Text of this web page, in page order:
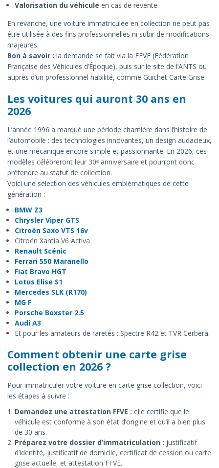
Valorisation du véhicule en cas de revente.
En revanche, une voiture immatriculée en collection ne peut pas
être utilisée à des fins professionnelles ni subir de modifications
majeures.
Bon à savoir : la demande se fait via la FFVE (Fédération
Française des Véhicules d’Époque), puis sur le site de l’ANTS ou
auprès d’un professionnel habilité, comme Guichet Carte Grise.
Les voitures qui auront 30 ans en
2026
L’année 1996 a marqué une période charnière dans l’histoire de
l’automobile : des technologies innovantes, un design audacieux,
et une mécanique encore simple et passionnante. En 2026, ces
modèles célébreront leur 30ᵉ anniversaire et pourront donc
prétendre au statut de collection.
Voici une sélection des véhicules emblématiques de cette
génération :
BMW Z3
Chrysler Viper GTS
Citroën Saxo VTS 16v
Citroën Xantia V6 Activa
Renault Scénic
Ferrari 550 Maranello
Fiat Bravo HGT
Lotus Elise S1
Mercedes SLK (R170)
MG F
Porsche Boxster 2.5
Audi A3
Et pour les amateurs de raretés : Spectre R42 et TVR Cerbera.
Comment obtenir une carte grise
collection en 2026 ?
Pour immatriculer votre voiture en carte grise collection, voici
les étapes à suivre :
Demandez une attestation FFVE : elle certifie que le
véhicule est conforme à son état d’origine et qu’il a bien plus
de 30 ans.
Préparez votre dossier d’immatriculation : justificatif
d’identité, justificatif de domicile, certificat de cession ou carte
grise actuelle, et attestation FFVE.